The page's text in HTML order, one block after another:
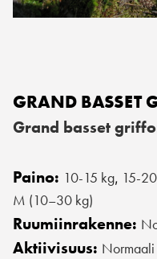
GRAND BASSET
Grand basset
Paino: 10-15 kg, 15-
M (10–30 kg)
Ruumiinrakenne:
Aktiivisuus: Normaali